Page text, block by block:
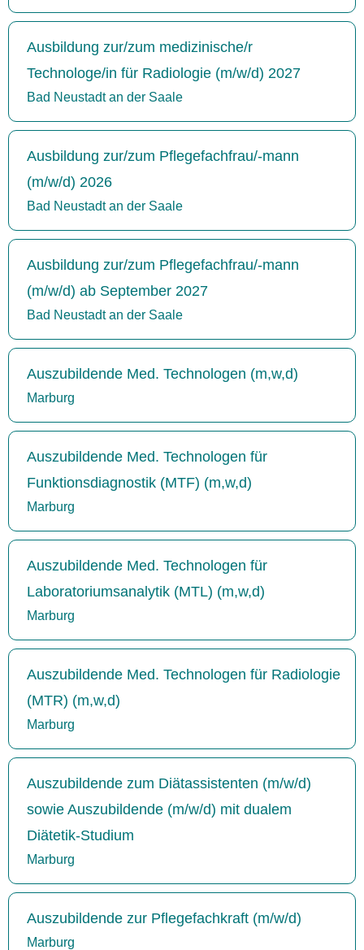
Ausbildung zur/zum medizinische/r
Technologe/in für Radiologie (m/w/d) 2027
Bad Neustadt an der Saale
Ausbildung zur/zum Pflegefachfrau/-mann
(m/w/d) 2026
Bad Neustadt an der Saale
Ausbildung zur/zum Pflegefachfrau/-mann
(m/w/d) ab September 2027
Bad Neustadt an der Saale
Auszubildende Med. Technologen (m,w,d)
Marburg
Auszubildende Med. Technologen für
Funktionsdiagnostik (MTF) (m,w,d)
Marburg
Auszubildende Med. Technologen für
Laboratoriumsanalytik (MTL) (m,w,d)
Marburg
Auszubildende Med. Technologen für Radiologie
(MTR) (m,w,d)
Marburg
Auszubildende zum Diätassistenten (m/w/d)
sowie Auszubildende (m/w/d) mit dualem
Diätetik-Studium
Marburg
Auszubildende zur Pflegefachkraft (m/w/d)
Marburg